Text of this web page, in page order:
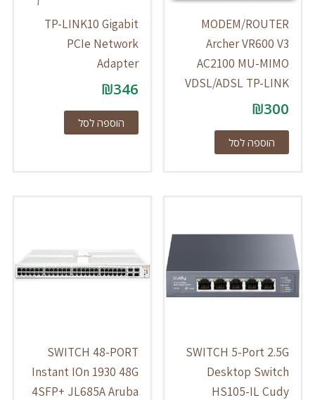
MODEM/ROUTER
Archer VR600 V3
AC2100 MU-MIMO
VDSL/ADSL TP-LINK
₪300
הוספה לסל
TP-LINK10 Gigabit
PCIe Network
Adapter
₪346
הוספה לסל
SWITCH 5-Port 2.5G
Desktop Switch
HS105-IL Cudy
SWITCH 48-PORT
Instant IOn 1930 48G
4SFP+ JL685A Aruba